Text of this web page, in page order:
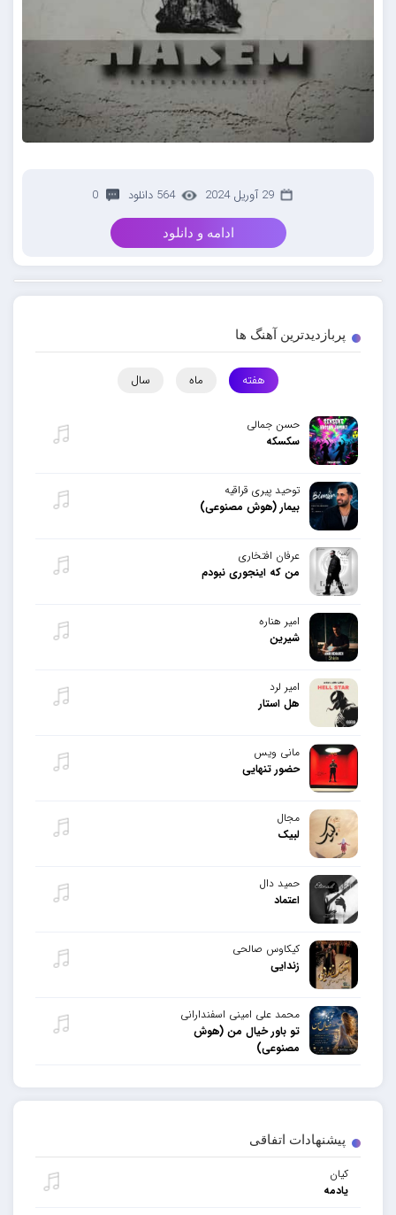
پیشنهادات اتفاقی
کیان
یادمه
29 آوریل 2024 564 دانلود 0
ادامه و دانلود
پربازدیدترین آهنگ ها
هفته ماه سال
حسن جمالی
سکسکه
توحید پیری قراقیه
بیمار (هوش مصنوعی)
عرفان افتخاری
من که اینجوری نبودم
امیر هناره
شیرین
امیر لرد
هل استار
مانی ویس
حضور تنهایی
مجال
لبیک
حمید دال
اعتماد
کیکاوس صالحی
زندایی
محمد علی امینی اسفندارانی
تو باور خیال من (هوش
مصنوعی)